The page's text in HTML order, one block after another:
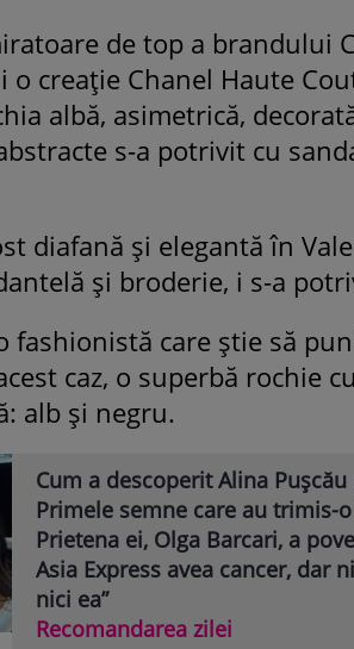
de top a brandului
o creaţie Chanel Haute
albă, asimetrică,
s-a potrivit cu
diafană şi elegantă în
şi broderie, i s-a
fashionistă care ştie să
caz, o superbă rochie
alb şi negru.
Cum a descoperit Alina Pușcău
Primele semne care au trimis-
Prietena ei, Olga Barcari, a
Asia Express avea cancer, dar
nici ea”
Recomandarea zilei